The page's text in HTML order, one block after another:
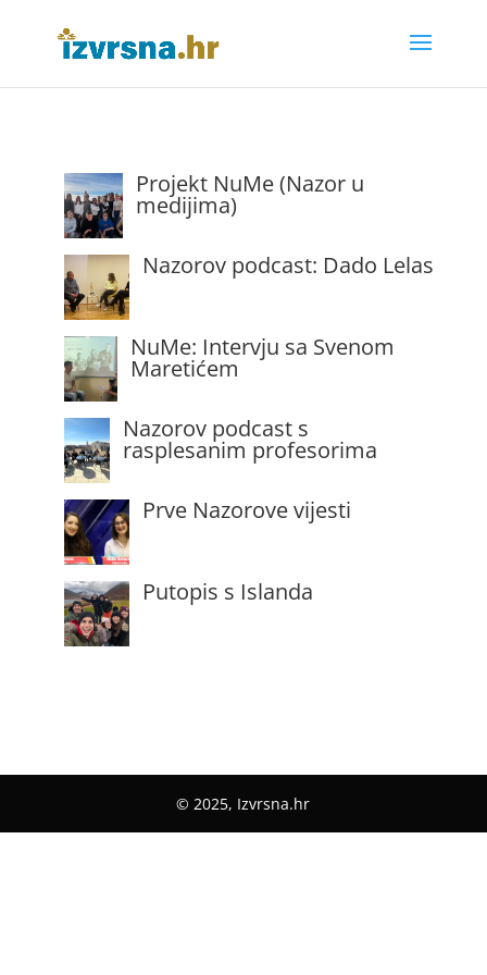
Projekt NuMe (Nazor u
medijima)
Nazorov podcast: Dado Lelas
NuMe: Intervju sa Svenom
Maretićem
Nazorov podcast s
rasplesanim profesorima
Prve Nazorove vijesti
Putopis s Islanda
© 2025, Izvrsna.hr